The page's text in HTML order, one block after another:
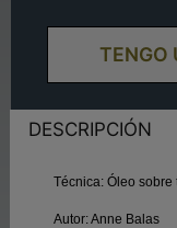
TENGO
DESCRIPCIÓN
Técnica: Óleo sobre
Autor:Anne Balas